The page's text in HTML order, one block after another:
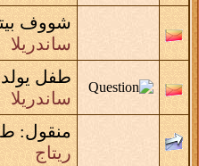
شووف
ساندريلا
طفل
ساندريلا
منقول:
ريتاج